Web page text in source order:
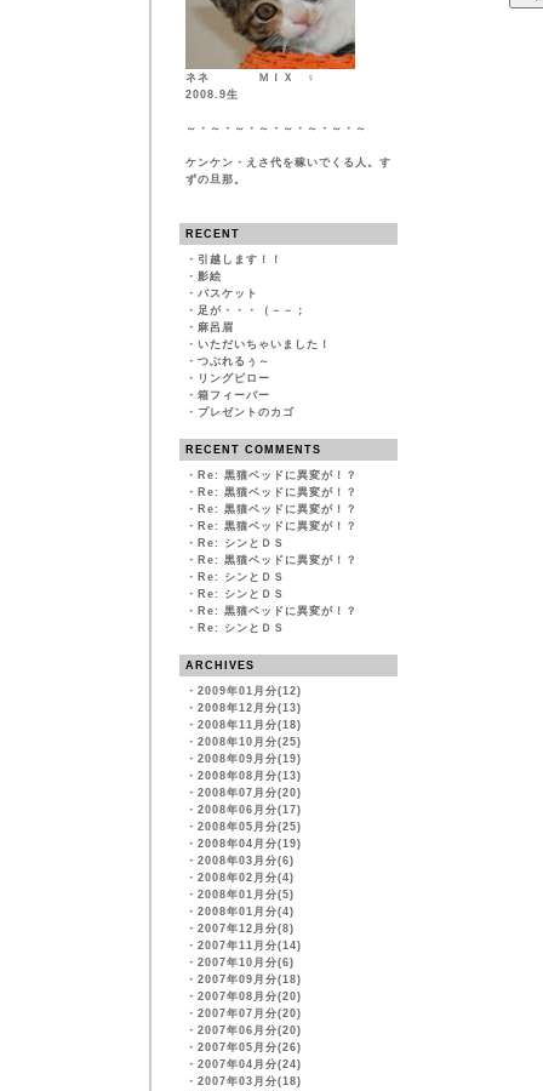
ネネ ＭＩＸ ♀
2008.9生
～・～・～・～・～・～・～・～
ケンケン・えさ代を稼いでくる人。す
ずの旦那。
RECENT
・ 引越します！！
・ 影絵
・ バスケット
・ 足が・・・（－－；
・ 麻呂眉
・ いただいちゃいました！
・ つぶれるぅ～
・ リングピロー
・ 箱フィーバー
・ プレゼントのカゴ
RECENT COMMENTS
・ Re: 黒猫ベッドに異変が！？
・ Re: 黒猫ベッドに異変が！？
・ Re: 黒猫ベッドに異変が！？
・ Re: 黒猫ベッドに異変が！？
・ Re: シンとＤＳ
・ Re: 黒猫ベッドに異変が！？
・ Re: シンとＤＳ
・ Re: シンとＤＳ
・ Re: 黒猫ベッドに異変が！？
・ Re: シンとＤＳ
ARCHIVES
・ 2009年01月分(12)
・ 2008年12月分(13)
・ 2008年11月分(18)
・ 2008年10月分(25)
・ 2008年09月分(19)
・ 2008年08月分(13)
・ 2008年07月分(20)
・ 2008年06月分(17)
・ 2008年05月分(25)
・ 2008年04月分(19)
・ 2008年03月分(6)
・ 2008年02月分(4)
・ 2008年01月分(5)
・ 2008年01月分(4)
・ 2007年12月分(8)
・ 2007年11月分(14)
・ 2007年10月分(6)
・ 2007年09月分(18)
・ 2007年08月分(20)
・ 2007年07月分(20)
・ 2007年06月分(20)
・ 2007年05月分(26)
・ 2007年04月分(24)
・ 2007年03月分(18)